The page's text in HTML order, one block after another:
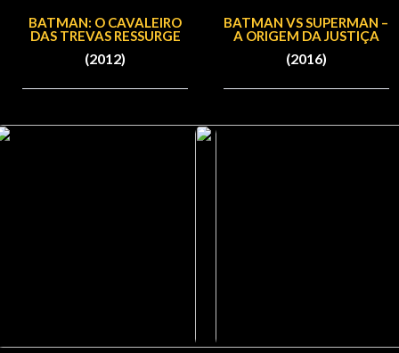
BATMAN: O CAVALEIRO
DAS TREVAS RESSURGE
(2012)
BATMAN VS SUPERMAN –
A ORIGEM DA JUSTIÇA
(2016)